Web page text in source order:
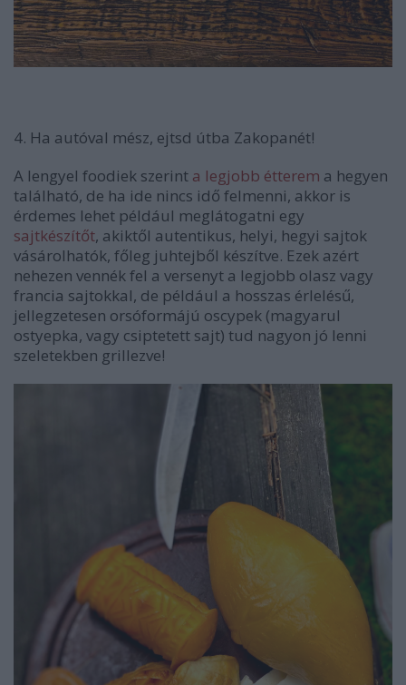
4. Ha autóval mész, ejtsd útba Zakopanét!
A lengyel foodiek szerint a legjobb étterem a hegyen
található, de ha ide nincs idő felmenni, akkor is
érdemes lehet például meglátogatni egy
sajtkészítőt, akiktől autentikus, helyi, hegyi sajtok
vásárolhatók, főleg juhtejből készítve. Ezek azért
nehezen vennék fel a versenyt a legjobb olasz vagy
francia sajtokkal, de például a hosszas érlelésű,
jellegzetesen orsóformájú oscypek (magyarul
ostyepka, vagy csiptetett sajt) tud nagyon jó lenni
szeletekben grillezve!